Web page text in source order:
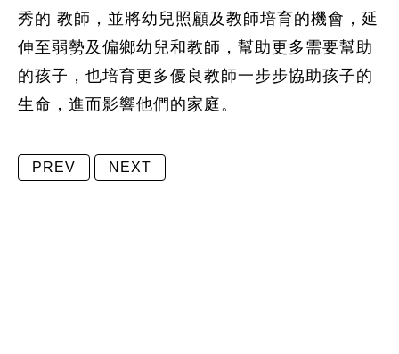
秀的 教師，並將幼兒照顧及教師培育的機會，延
伸至弱勢及偏鄉幼兒和教師，幫助更多需要幫助
的孩子，也培育更多優良教師一步步協助孩子的
生命，進而影響他們的家庭。
PREV NEXT